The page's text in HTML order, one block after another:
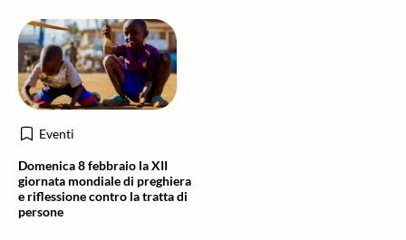
Eventi
Domenica 8 febbraio la XII
giornata mondiale di preghiera
e riflessione contro la tratta di
persone